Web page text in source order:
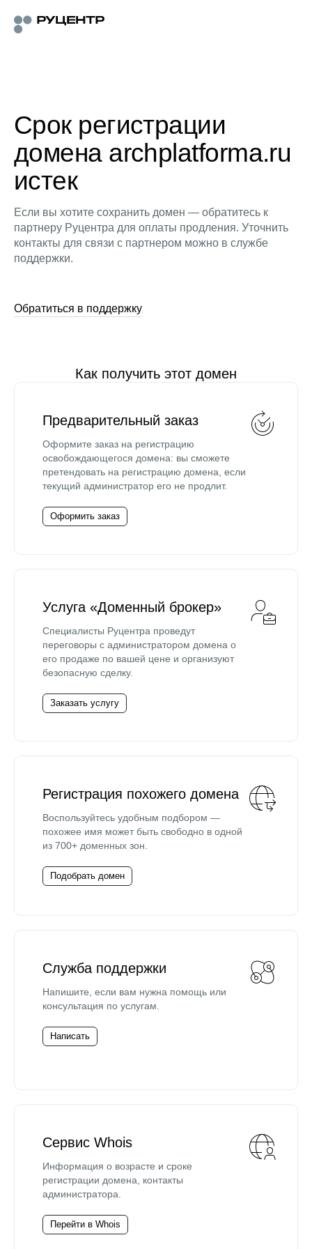
Срок регистрации
домена archplatforma.ru
истек
Если вы хотите сохранить домен — обратитесь к
партнеру Руцентра для оплаты продления. Уточнить
контакты для связи с партнером можно в службе
поддержки.
Обратиться в поддержку
Как получить этот домен
Предварительный заказ
Оформите заказ на регистрацию
освобождающегося домена: вы сможете
претендовать на регистрацию домена, если
текущий администратор его не продлит.
Оформить заказ
Услуга «Доменный брокер»
Специалисты Руцентра проведут
переговоры с администратором домена о
его продаже по вашей цене и организуют
безопасную сделку.
Заказать услугу
Регистрация похожего домена
Воспользуйтесь удобным подбором —
похожее имя может быть свободно в одной
из 700+ доменных зон.
Подобрать домен
Служба поддержки
Напишите, если вам нужна помощь или
консультация по услугам.
Написать
Сервис Whois
Информация о возрасте и сроке
регистрации домена, контакты
администратора.
Перейти в Whois